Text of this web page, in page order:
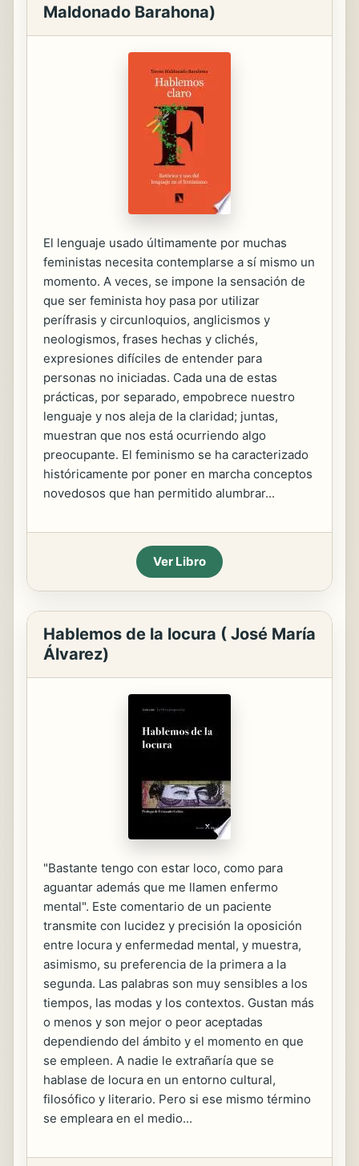
Maldonado Barahona)
El lenguaje usado últimamente por muchas
feministas necesita contemplarse a sí mismo un
momento. A veces, se impone la sensación de
que ser feminista hoy pasa por utilizar
perífrasis y circunloquios, anglicismos y
neologismos, frases hechas y clichés,
expresiones difíciles de entender para
personas no iniciadas. Cada una de estas
prácticas, por separado, empobrece nuestro
lenguaje y nos aleja de la claridad; juntas,
muestran que nos está ocurriendo algo
preocupante. El feminismo se ha caracterizado
históricamente por poner en marcha conceptos
novedosos que han permitido alumbrar...
Ver Libro
Hablemos de la locura ( José María
Álvarez)
"Bastante tengo con estar loco, como para
aguantar además que me llamen enfermo
mental". Este comentario de un paciente
transmite con lucidez y precisión la oposición
entre locura y enfermedad mental, y muestra,
asimismo, su preferencia de la primera a la
segunda. Las palabras son muy sensibles a los
tiempos, las modas y los contextos. Gustan más
o menos y son mejor o peor aceptadas
dependiendo del ámbito y el momento en que
se empleen. A nadie le extrañaría que se
hablase de locura en un entorno cultural,
filosófico y literario. Pero si ese mismo término
se empleara en el medio...